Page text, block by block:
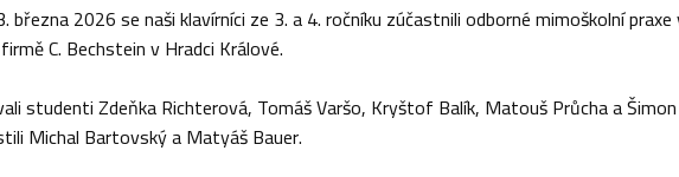
března 2026 se naši klavírníci ze 3. a 4. ročníku zúčastnili odborné mimoškolní
C. Bechstein v Hradci Králové.
studenti Zdeňka Richterová, Tomáš Varšo, Kryštof Balík, Matouš Průcha a
Michal Bartovský a Matyáš Bauer.